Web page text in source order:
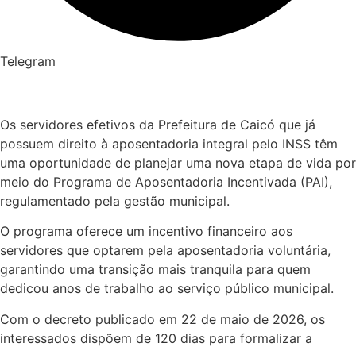
Telegram
Os servidores efetivos da Prefeitura de Caicó que já
possuem direito à aposentadoria integral pelo INSS têm
uma oportunidade de planejar uma nova etapa de vida por
meio do Programa de Aposentadoria Incentivada (PAI),
regulamentado pela gestão municipal.
O programa oferece um incentivo financeiro aos
servidores que optarem pela aposentadoria voluntária,
garantindo uma transição mais tranquila para quem
dedicou anos de trabalho ao serviço público municipal.
Com o decreto publicado em 22 de maio de 2026, os
interessados dispõem de 120 dias para formalizar a